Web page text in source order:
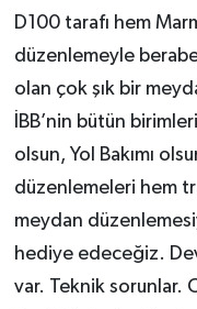
D100 tarafı hem
düzenlemeyle
olan çok şık bir
İBB’nin bütün
olsun, Yol Bakımı
düzenlemeleri hem
meydan
hediye edeceğiz.
var. Teknik sorunlar.